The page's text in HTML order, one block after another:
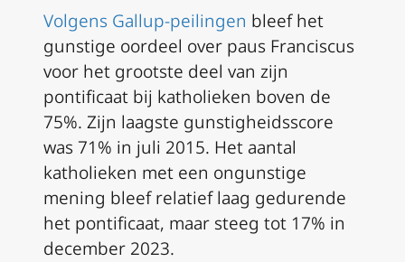
Volgens Gallup-peilingen bleef het
gunstige oordeel over paus Franciscus
voor het grootste deel van zijn
pontificaat bij katholieken boven de
75%. Zijn laagste gunstigheidsscore
was 71% in juli 2015. Het aantal
katholieken met een ongunstige
mening bleef relatief laag gedurende
het pontificaat, maar steeg tot 17% in
december 2023.